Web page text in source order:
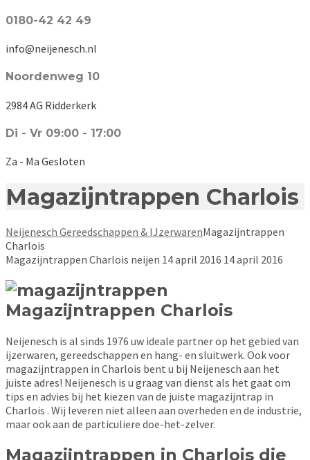
0180-42 42 49
info@neijenesch.nl
Noordenweg 10
2984 AG Ridderkerk
Di - Vr 09:00 - 17:00
Za - Ma Gesloten
Magazijntrappen Charlois
Neijenesch Gereedschappen & IJzerwarenMagazijntrappen
Charlois
Magazijntrappen Charlois neijen 14 april 2016 14 april 2016
Magazijntrappen Charlois
Neijenesch is al sinds 1976 uw ideale partner op het gebied van
ijzerwaren, gereedschappen en hang- en sluitwerk. Ook voor
magazijntrappen in Charlois bent u bij Neijenesch aan het
juiste adres! Neijenesch is u graag van dienst als het gaat om
tips en advies bij het kiezen van de juiste magazijntrap in
Charlois . Wij leveren niet alleen aan overheden en de industrie,
maar ook aan de particuliere doe-het-zelver.
Magazijntrappen in Charlois die